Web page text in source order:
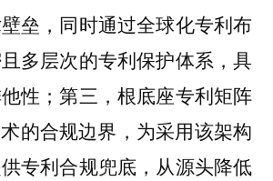
垒，同时通过全球化专利布
多层次的专利保护体系，具
性；第三，根底座专利矩阵
的合规边界，为采用该架构
专利合规兜底，从源头降低